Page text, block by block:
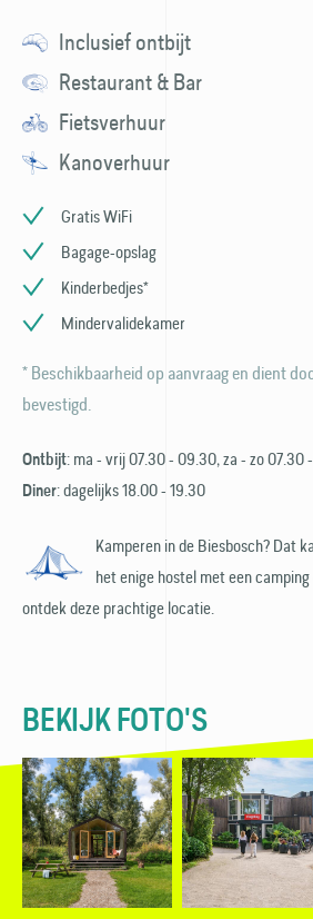
Inclusief ontbijt
Restaurant & Bar
Fietsverhuur
Kanoverhuur
Gratis WiFi
Bagage-opslag
Kinderbedjes*
Mindervalidekamer
* Beschikbaarheid op aanvraag en dient
bevestigd.
Ontbijt: ma - vrij 07.30 - 09.30, za - zo 07.30
Diner: dagelijks 18.00 - 19.30
Kamperen in de Biesbosch? Dat
het enige hostel met een
ontdek deze prachtige locatie.
BEKIJK FOTO'S